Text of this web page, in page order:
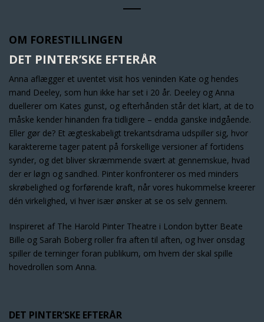
OM FORESTILLINGEN
DET PINTER’SKE EFTERÅR
Anna aflægger et uventet visit hos veninden Kate og hendes
mand Deeley, som hun ikke har set i 20 år. Deeley og Anna
duellerer om Kates gunst, og efterhånden står det klart, at de to
måske kender hinanden fra tidligere – endda ganske indgående.
Eller gør de? Et ægteskabeligt trekantsdrama udspiller sig, hvor
karaktererne tager patent på forskellige versioner af fortidens
synder, og det bliver skræmmende svært at gennemskue, hvad
der er løgn og sandhed. Pinter konfronterer os med minders
skrøbelighed og forførende kraft, når vores hukommelse kreerer
dén virkelighed, vi hver især ønsker at se os selv gennem.
Inspireret af The Harold Pinter Theatre i London bytter Beate
Bille og Sarah Boberg roller fra aften til aften, og hver onsdag
spiller de terninger foran publikum, om hvem der skal spille
hovedrollen som Anna.
DET PINTER’SKE EFTERÅR